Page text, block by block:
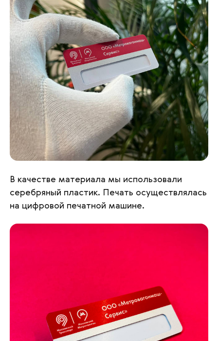
В качестве материала мы использовали
серебряный пластик. Печать осуществлялась
на цифровой печатной машине.